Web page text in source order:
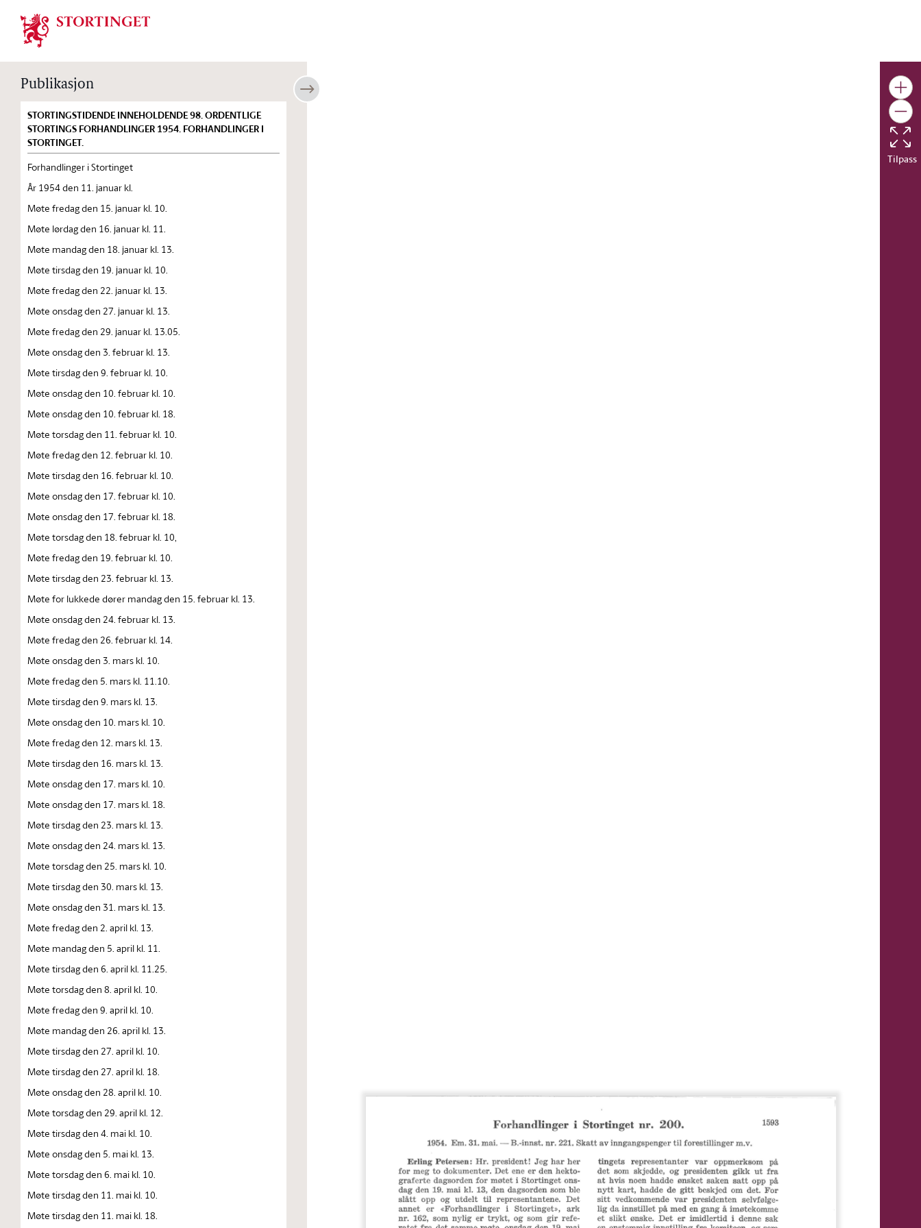
Stortinget.no
Publikasjon
STORTINGSTIDENDE INNEHOLDENDE 98. ORDENTLIGE
STORTINGS FORHANDLINGER 1954. FORHANDLINGER I
STORTINGET.
Forhandlinger i Stortinget
År 1954 den 11. januar kl.
Møte fredag den 15. januar kl. 10.
Møte lørdag den 16. januar kl. 11.
Møte mandag den 18. januar kl. 13.
Møte tirsdag den 19. januar kl. 10.
Møte fredag den 22. januar kl. 13.
Møte onsdag den 27. januar kl. 13.
Møte fredag den 29. januar kl. 13.05.
Møte onsdag den 3. februar kl. 13.
Møte tirsdag den 9. februar kl. 10.
Møte onsdag den 10. februar kl. 10.
Møte onsdag den 10. februar kl. 18.
Møte torsdag den 11. februar kl. 10.
Møte fredag den 12. februar kl. 10.
Møte tirsdag den 16. februar kl. 10.
Møte onsdag den 17. februar kl. 10.
Møte onsdag den 17. februar kl. 18.
Møte torsdag den 18. februar kl. 10,
Møte fredag den 19. februar kl. 10.
Møte tirsdag den 23. februar kl. 13.
Møte for lukkede dører mandag den 15. februar kl. 13.
Møte onsdag den 24. februar kl. 13.
Møte fredag den 26. februar kl. 14.
Møte onsdag den 3. mars kl. 10.
Møte fredag den 5. mars kl. 11.10.
Møte tirsdag den 9. mars kl. 13.
Møte onsdag den 10. mars kl. 10.
Møte fredag den 12. mars kl. 13.
Møte tirsdag den 16. mars kl. 13.
Møte onsdag den 17. mars kl. 10.
Møte onsdag den 17. mars kl. 18.
Møte tirsdag den 23. mars kl. 13.
Møte onsdag den 24. mars kl. 13.
Møte torsdag den 25. mars kl. 10.
Møte tirsdag den 30. mars kl. 13.
Møte onsdag den 31. mars kl. 13.
Møte fredag den 2. april kl. 13.
Møte mandag den 5. april kl. 11.
Møte tirsdag den 6. april kl. 11.25.
Møte torsdag den 8. april kl. 10.
Møte fredag den 9. april kl. 10.
Møte mandag den 26. april kl. 13.
Møte tirsdag den 27. april kl. 10.
Møte tirsdag den 27. april kl. 18.
Møte onsdag den 28. april kl. 10.
Møte torsdag den 29. april kl. 12.
Møte tirsdag den 4. mai kl. 10.
Møte onsdag den 5. mai kl. 13.
Møte torsdag den 6. mai kl. 10.
Møte tirsdag den 11. mai kl. 10.
Møte tirsdag den 11. mai kl. 18.